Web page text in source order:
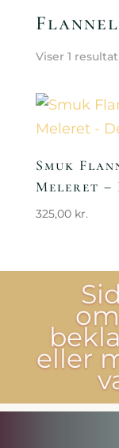
Flannel
Viser 1 resultat
Smuk
Meleret –
325,00 kr.
eller